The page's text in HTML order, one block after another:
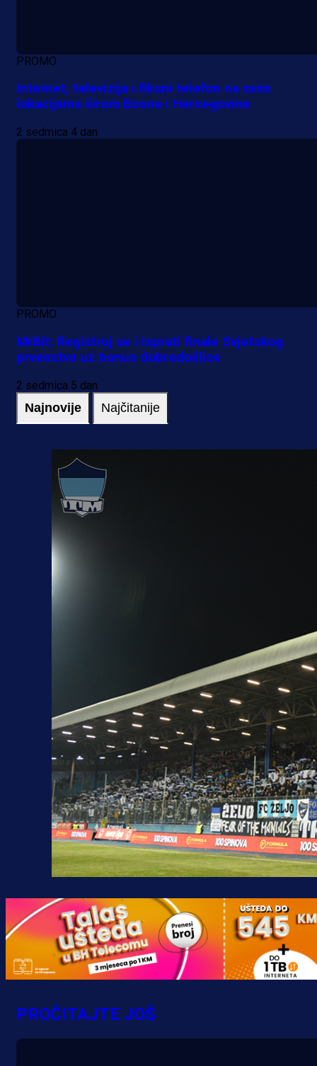
PROMO
Internet, televizija i fiksni telefon na svim
lokacijama širom Bosne i Hercegovine
2 sedmica 4 dan
PROMO
MrBit: Registruj se i isprati finale Svjetskog
prvenstva uz bonus dobrodošlice
2 sedmica 5 dan
Najnovije Najčitanije
Premijer liga BiH
Manijaci razvili posebnu parolu!
PROČITAJTE JOŠ